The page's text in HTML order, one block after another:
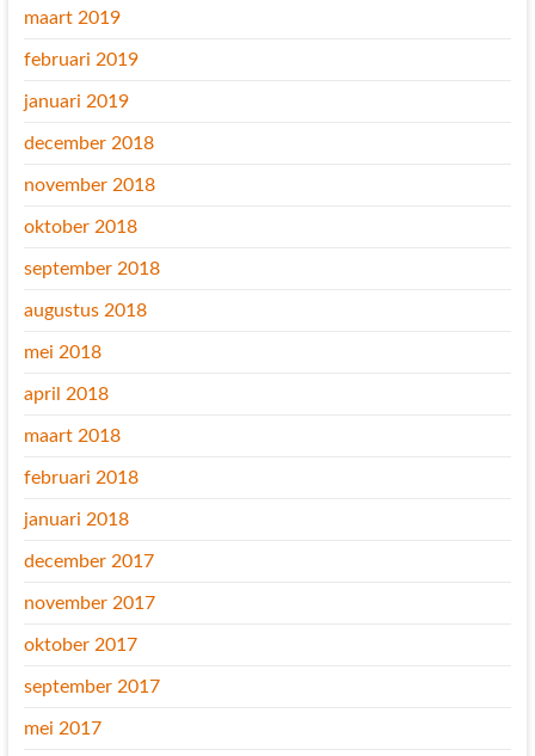
maart 2019
februari 2019
januari 2019
december 2018
november 2018
oktober 2018
september 2018
augustus 2018
mei 2018
april 2018
maart 2018
februari 2018
januari 2018
december 2017
november 2017
oktober 2017
september 2017
mei 2017